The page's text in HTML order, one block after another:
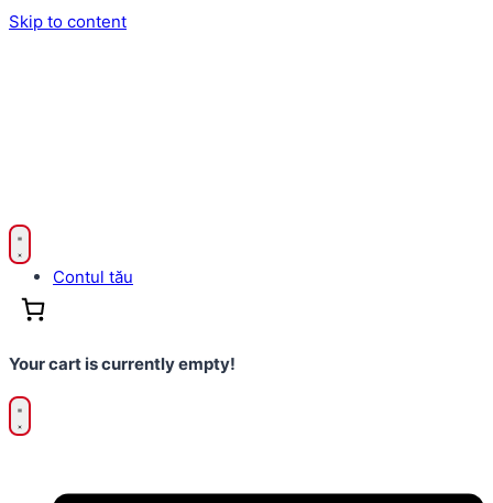
Skip to content
Contul tău
Your cart is currently empty!